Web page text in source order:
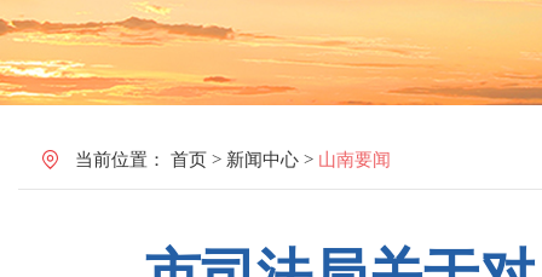
当前位置： 首页 > 新闻中心 > 山南要闻